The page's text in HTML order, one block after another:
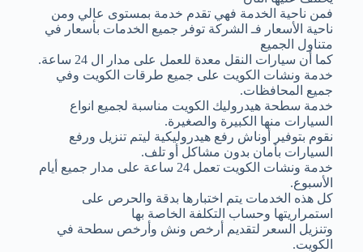
فمن ناحية الخدمة فهي تقدم خدمة بمستوى عالي ومن
ناحية الأسعار فـ الشركة توفر جميع الخدمات بأسعار في
متناول الجميع
كما أن سيارات النقل معدة للعمل على مدار ال 24 ساعة.
خدمة ونشات الكويت على جميع طرقات الكويت وفي
جميع المحافظات.
خدمة سطحة هيدروليك الكويت مناسبة لجميع انواع
السيارات منها الكبيرة والصغيرة.
نقوم بتوفير أوناش رفع هيدروليكية ليتم تنزيل ورفع
السيارات بأمان بدون مشاكل أو تلف.
خدمة ونشات الكويت تعمل 24 ساعة على مدار جميع أيام
الأسبوع.
كل هذه الخدمات يتم اختبارها بدقة والحرص على
استمراريتها وحساب التكلفة الخاصة بها
وتنزيل السعر لتقديم أرخص ونش وأرخص سطحة في
الكويت.